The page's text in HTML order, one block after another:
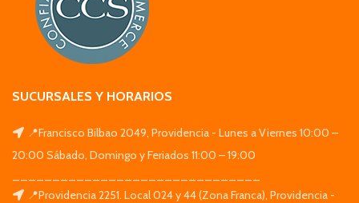
SUCURSALES Y HORARIOS
📍Francisco Bilbao 2049, Providencia - Lunes a Viernes 10:00 –
20:00 Sábado, Domingo y Feriados 11:00 – 19:00
📍Providencia 2251. Local 024 y 44 (Zona Franca), Providencia -